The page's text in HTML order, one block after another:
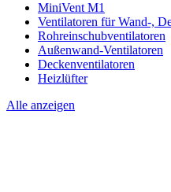
MiniVent M1
Ventilatoren für Wand-,
Rohreinschubventilatoren
Außenwand-Ventilatoren
Deckenventilatoren
Heizlüfter
Alle anzeigen